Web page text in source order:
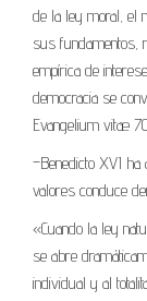
de la ley moral, el
sus fundamentos,
empírica de
democracia se
Evangelium vitæ
–Benedicto XVI ha
valores conduce
«Cuando la ley
se abre
individual y al